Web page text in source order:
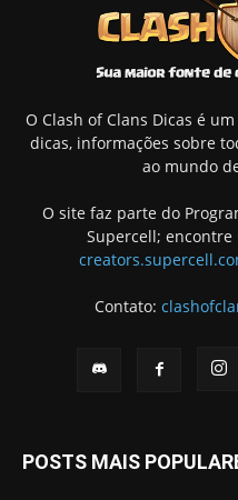
O Clash of Clans Dicas é
dicas, informações sobre
ao mundo
O site faz parte do
Supercell;
Contato:
POSTS MAIS